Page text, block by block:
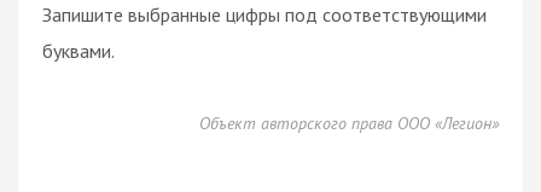
Запишите выбранные цифры под соответствующими
буквами.
Объект авторского права ООО «Легион»